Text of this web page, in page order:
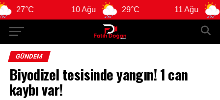
29°C 29°C
GÜNDEM
Biyodizel tesisinde yangın! 1 can
kaybı var!